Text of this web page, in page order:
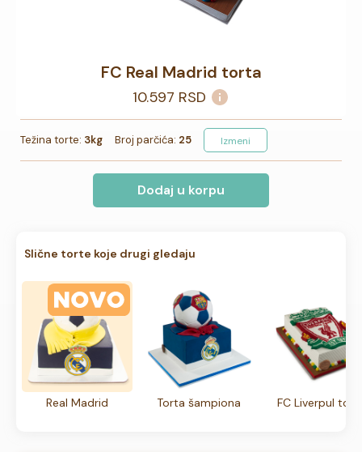
FC Real Madrid torta
10.597 RSD
Težina torte: 3kg Broj parčića: 25 Izmeni
Dodaj u korpu
Slične torte koje drugi gledaju
Real Madrid Torta šampiona FC Liverpul